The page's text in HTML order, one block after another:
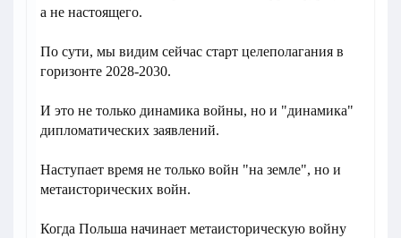
а не настоящего.
По сути, мы видим сейчас старт целеполагания в
горизонте 2028-2030.
И это не только динамика войны, но и "динамика"
дипломатических заявлений.
Наступает время не только войн "на земле", но и
метаисторических войн.
Когда Польша начинает метаисторическую войну